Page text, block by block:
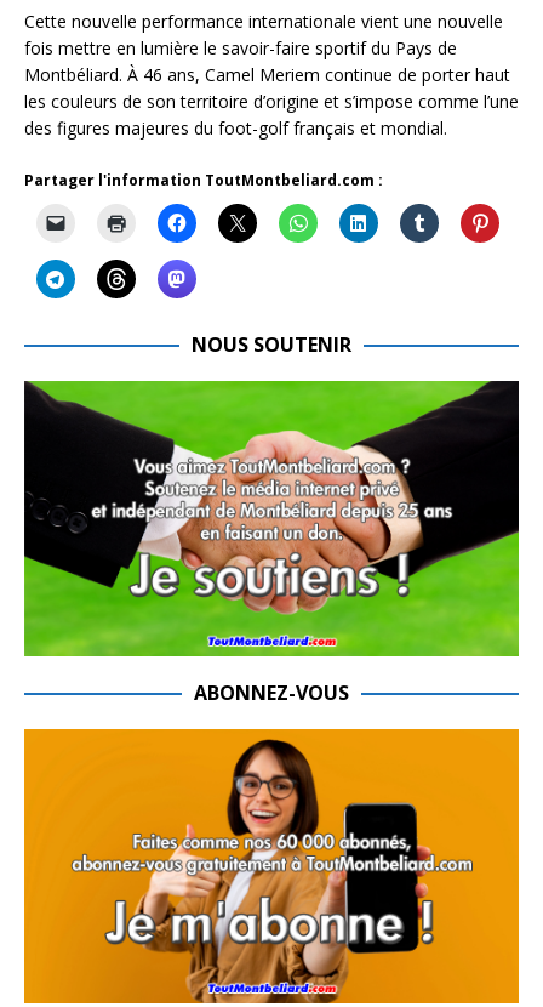
Cette nouvelle performance internationale vient une nouvelle
fois mettre en lumière le savoir-faire sportif du Pays de
Montbéliard. À 46 ans, Camel Meriem continue de porter haut
les couleurs de son territoire d’origine et s’impose comme l’une
des figures majeures du foot-golf français et mondial.
Partager l'information ToutMontbeliard.com :
NOUS SOUTENIR
ABONNEZ-VOUS